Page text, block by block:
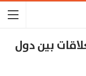
بين دول